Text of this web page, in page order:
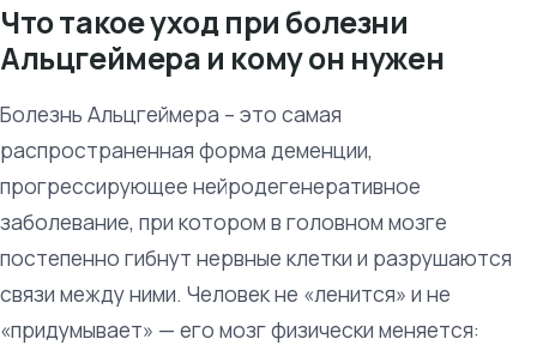
Что такое уход при болезни
Альцгеймера и кому он нужен
Болезнь Альцгеймера – это самая
распространенная форма деменции,
прогрессирующее нейродегенеративное
заболевание, при котором в головном мозге
постепенно гибнут нервные клетки и разрушаются
связи между ними. Человек не «ленится» и не
«придумывает» — его мозг физически меняется: